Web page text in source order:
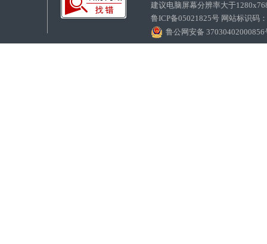
建议电脑屏幕分辨率大于
鲁ICP备05021825号 网站标识码
鲁公网安备 37030402000856